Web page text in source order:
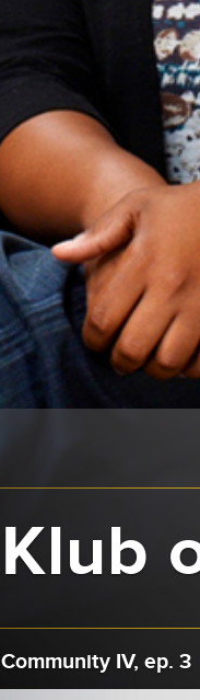
Klub
Community IV, ep. 3